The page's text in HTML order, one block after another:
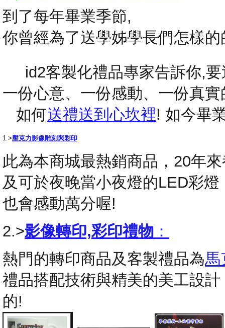
到了每年畢業季節,
你曾經為了送學姊學長們怎樣
id2客製化禮品專家告訴你,要
一份心意、一份感動、一份真
如何送禮送到心坎裡! 如今畢
1.>壓克力影像雕刻與彩印
此為本商城最熱銷商品，20年
及可於夜晚當小夜燈的LED彩
也會感動萬分喔!
2.>影像轉印,彩印禮物 ：
熱門的轉印商品及客製禮品為馬
禮品搭配技術與精美的美工設
的!